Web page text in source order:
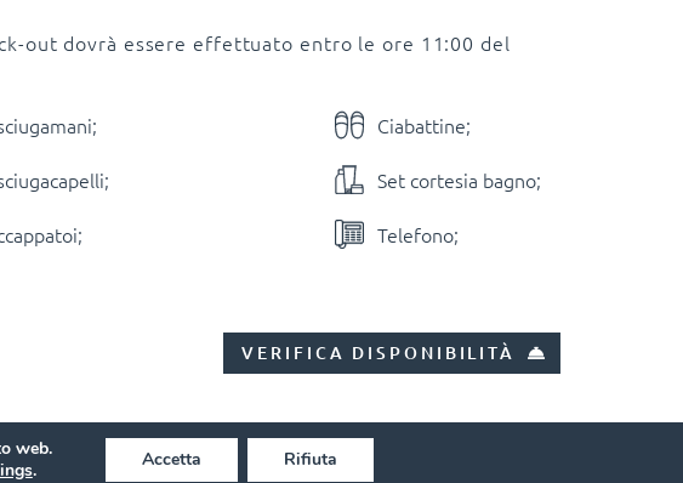
out dovrà essere effettuato entro le ore 11:00 del
Ciabattine;
Set cortesia bagno;
Telefono;
VERIFICA DISPONIBILITÀ
web.
. Accetta Rifiuta